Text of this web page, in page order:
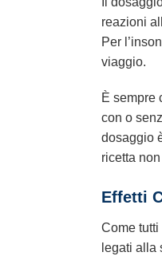
reazioni
Per
viaggio.
È sempre
con o
dosaggio
ricetta
Effetti
Come
legati alla